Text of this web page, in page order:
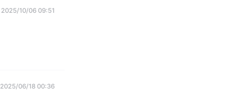
2025/10/06 09:51
2025/06/18 00:36